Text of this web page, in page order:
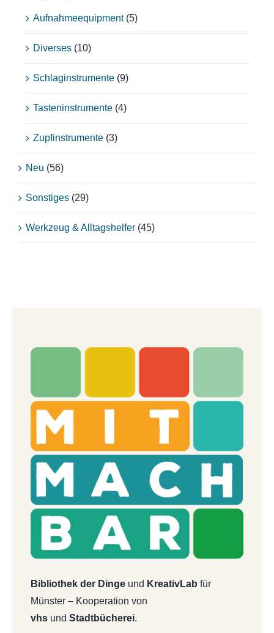
Aufnahmeequipment (5)
Diverses (10)
Schlaginstrumente (9)
Tasteninstrumente (4)
Zupfinstrumente (3)
Neu (56)
Sonstiges (29)
Werkzeug & Alltagshelfer (45)
Bibliothek der Dingeund KreativLab für
Münster – Kooperation von
vhsund Stadtbücherei.